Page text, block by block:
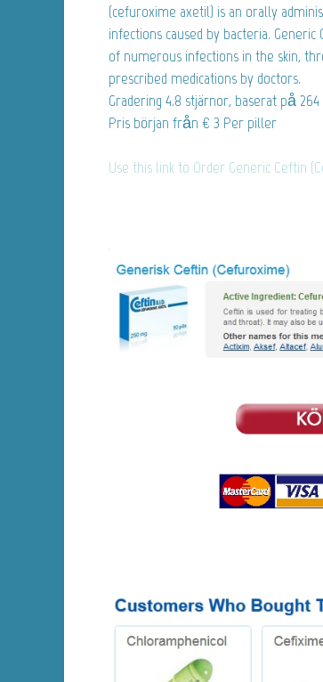
(cefuroxime axetil) is an orally
infections caused by bacteria.
of numerous infections in the skin,
prescribed medications by doctors.
Gradering 4.8 stjärnor, baserat på264
Pris början från € 3 Per piller
Use this link to Order Generic Ceftin